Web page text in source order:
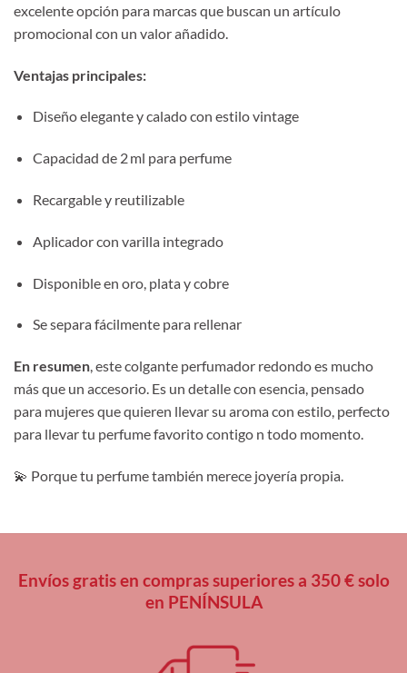
excelente opción para marcas que buscan un artículo
promocional con un valor añadido.
Ventajas principales:
Diseño elegante y calado con estilo vintage
Capacidad de 2 ml para perfume
Recargable y reutilizable
Aplicador con varilla integrado
Disponible en oro, plata y cobre
Se separa fácilmente para rellenar
En resumen, este colgante perfumador redondo es mucho
más que un accesorio. Es un detalle con esencia, pensado
para mujeres que quieren llevar su aroma con estilo, perfecto
para llevar tu perfume favorito contigo n todo momento.
💫 Porque tu perfume también merece joyería propia.
Envíos gratis en compras superiores a 350 € solo
en PENÍNSULA